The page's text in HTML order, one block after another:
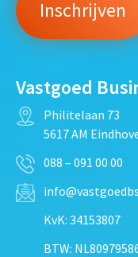
Vastgoed
Philitelaan 73
5617 AM
088 – 091 00 00
KvK: 34153807
BTW: